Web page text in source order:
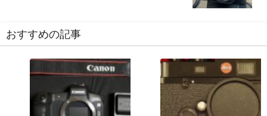
おすすめの記事